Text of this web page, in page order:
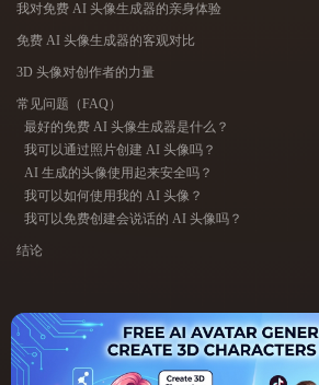
Mechanical
Engineering
Blender Unity
Godot
ComfyUI
Abstract Anime Cartoon
我对免费 AI 头像生成器的亲身体验
免费 AI 头像生成器的客观对比
3D 头像对创作者的力量
常见问题（FAQ）
最好的免费 AI 头像生成器是什么？
我可以通过照片创建 AI 头像吗？
AI 生成的头像使用起来安全吗？
我可以如何使用我的 AI 头像？
我可以免费创建会说话的 AI 头像吗？
结论